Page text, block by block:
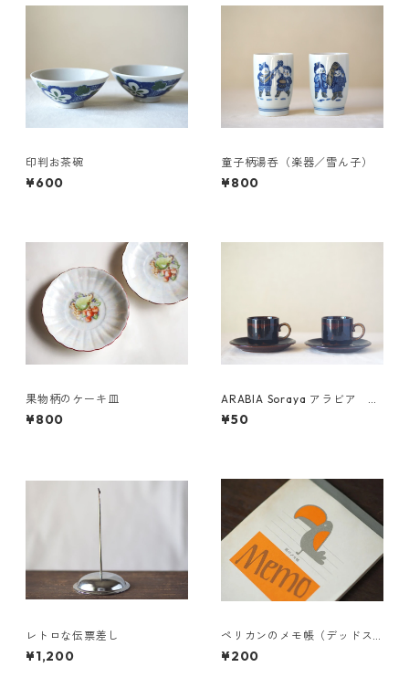
印判お茶碗
¥600
童子柄湯呑（楽器／雪ん子）
¥800
果物柄のケーキ皿
¥800
ARABIA Soraya アラビア ソ
ラヤ カップ＆ソーサー
¥50
レトロな伝票差し
¥1,200
ペリカンのメモ帳（デッドス
トック）
¥200